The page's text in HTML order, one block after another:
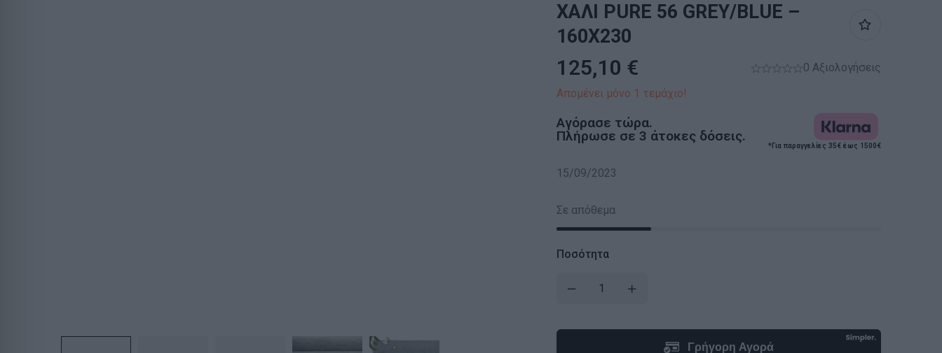
ΧΑΛΙ PURE 56 GREY/BLUE –
160X230
125,10 €
0 Αξιολογήσεις
Απομένει μόνο 1 τεμάχιο!
Αγόρασε τώρα.
Πλήρωσε σε 3 άτοκες δόσεις.
*Για παραγγελίες 35€ έως 1500€
15/09/2023
Σε απόθεμα
Ποσότητα